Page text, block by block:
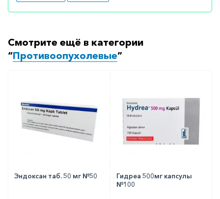
заказать по телефону8 800 301 52 86
с любого телефона по РФ)
Смотрите ещё в категории
“Противоопухолевые”
Эндоксан таб. 50 мг №50
Гидреа 500мг капсулы
№100